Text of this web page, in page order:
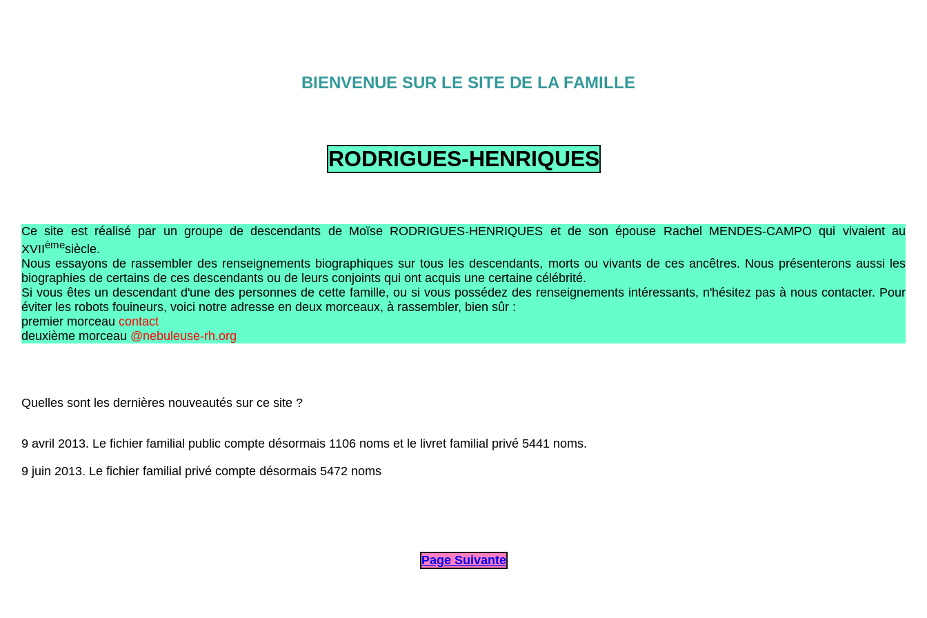
BIENVENUE SUR LE SITE DE LA FAMILLE
RODRIGUES-HENRIQUES
Ce site est réalisé par un groupe de descendants de Moïse RODRIGUES-HENRIQUES et de son épouse Rachel MENDES-CAMPO qui vivaient au
XVIIèmesiècle.
Nous essayons de rassembler des renseignements biographiques sur tous les descendants, morts ou vivants de ces ancêtres. Nous présenterons aussi les
biographies de certains de ces descendants ou de leurs conjoints qui ont acquis une certaine célébrité.
Si vous êtes un descendant d'une des personnes de cette famille, ou si vous possédez des renseignements intéressants, n'hésitez pas à nous contacter. Pour
éviter les robots fouineurs, voici notre adresse en deux morceaux, à rassembler, bien sûr :
premier morceau contact
deuxième morceau @nebuleuse-rh.org
Quelles sont les dernières nouveautés sur ce site ?
9 avril 2013. Le fichier familial public compte désormais 1106 noms et le livret familial privé 5441 noms.
9 juin 2013. Le fichier familial privé compte désormais 5472 noms
Page Suivante